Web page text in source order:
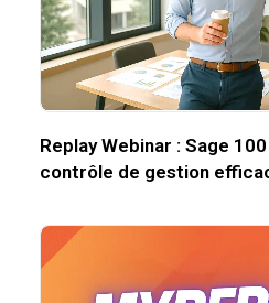
Replay Webinar : Sage
contrôle de gestion